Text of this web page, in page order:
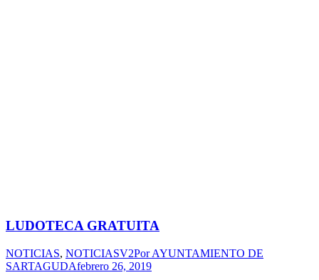
LUDOTECA GRATUITA
NOTICIAS, NOTICIASV2PorAYUNTAMIENTO DE
SARTAGUDAfebrero 26, 2019